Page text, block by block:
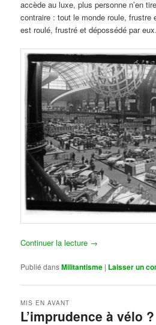
accède au luxe, plus personne n’en
contraire : tout le monde roule, frustre
est roulé, frustré et dépossédé par eux.
Continuer la lecture →
Publié dansMilitantisme | Laisser un
L’imprudence à vélo ?
MIS EN AVANT